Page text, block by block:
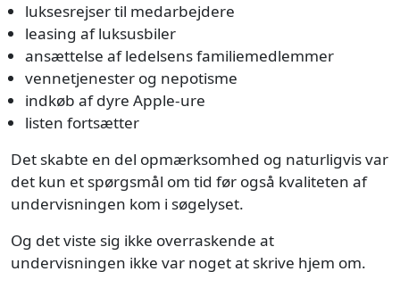
luksesrejser til medarbejdere
leasing af luksusbiler
ansættelse af ledelsens familiemedlemmer
vennetjenester og nepotisme
indkøb af dyre Apple-ure
listen fortsætter
Det skabte en del opmærksomhed og naturligvis var
det kun et spørgsmål om tid før også kvaliteten af
undervisningen kom i søgelyset.
Og det viste sig ikke overraskende at
undervisningen ikke var noget at skrive hjem om.